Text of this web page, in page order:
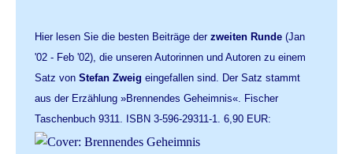
Hier lesen Sie die besten Beiträge der zweiten Runde (Jan
'02 - Feb '02), die unseren Autorinnen und Autoren zu einem
Satz von Stefan Zweig eingefallen sind. Der Satz stammt
aus der Erzählung »Brennendes Geheimnis«. Fischer
Taschenbuch 9311. ISBN 3-596-29311-1. 6,90 EUR: